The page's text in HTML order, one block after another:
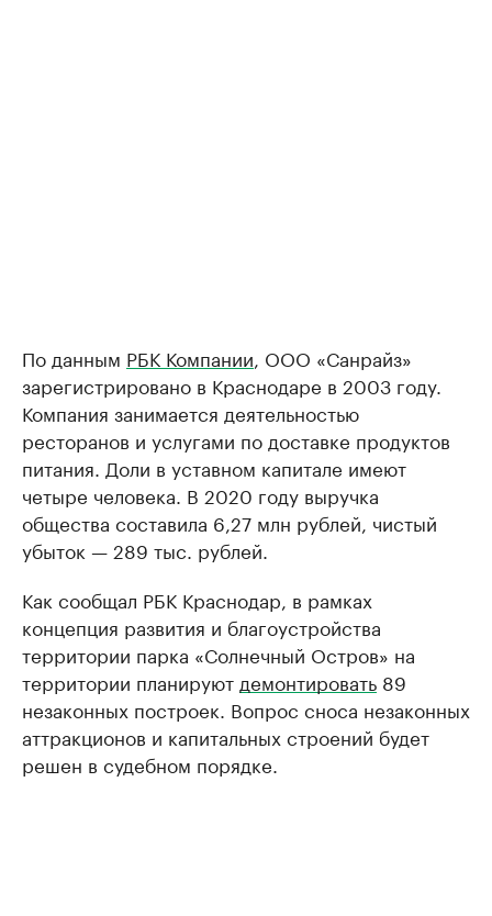
По данным РБК Компании , ООО «Санрайз»
зарегистрировано в Краснодаре в 2003 году.
Компания занимается деятельностью
ресторанов и услугами по доставке продуктов
питания. Доли в уставном капитале имеют
четыре человека. В 2020 году выручка
общества составила 6,27 млн рублей, чистый
убыток — 289 тыс. рублей.
Как сообщал РБК Краснодар, в рамках
концепция развития и благоустройства
территории парка «Солнечный Остров» на
территории планируют демонтировать 89
незаконных построек. Вопрос сноса незаконных
аттракционов и капитальных строений будет
решен в судебном порядке.